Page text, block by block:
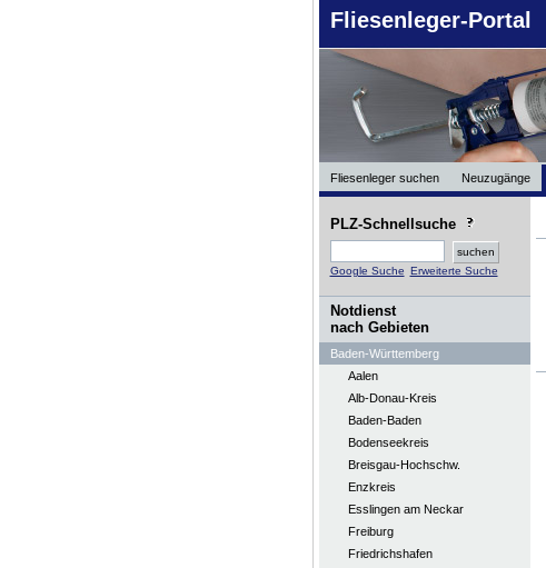
Fliesenleger-Portal
Fliesenleger suchen Neuzugänge
PLZ-Schnellsuche
Google Suche Erweiterte Suche
Notdienst
nach Gebieten
Baden-Württemberg
Aalen
Alb-Donau-Kreis
Baden-Baden
Bodenseekreis
Breisgau-Hochschw.
Enzkreis
Esslingen am Neckar
Freiburg
Friedrichshafen